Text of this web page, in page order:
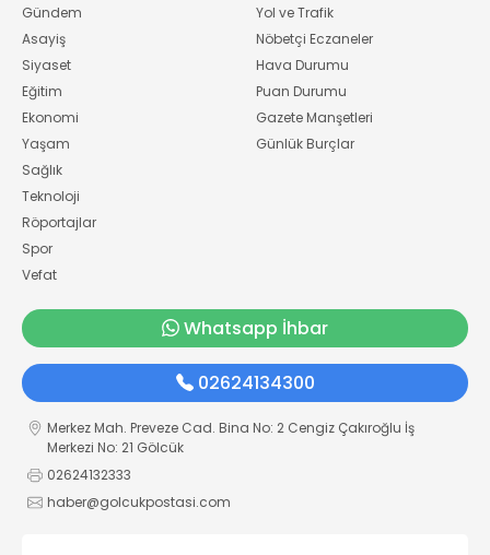
Gündem
Asayiş
Siyaset
Eğitim
Ekonomi
Yaşam
Sağlık
Teknoloji
Röportajlar
Spor
Vefat
Yol ve Trafik
Nöbetçi Eczaneler
Hava Durumu
Puan Durumu
Gazete Manşetleri
Günlük Burçlar
Whatsapp İhbar
02624134300
Merkez Mah. Preveze Cad. Bina No: 2 Cengiz Çakıroğlu İş
Merkezi No: 21 Gölcük
02624132333
haber@golcukpostasi.com